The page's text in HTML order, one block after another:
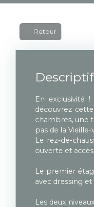
Retour
En exclusivité
découvrez
chambres, une
pas de la
Le rez-de-
ouverte et
Le premier
avec dressing et
Les deux